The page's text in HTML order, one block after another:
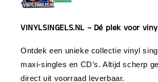
VINYLSINGELS.NL – Dé plek voor
Ontdek een unieke collectie vinyl
maxi-singles en CD’s. Altijd scherp
direct uit voorraad leverbaar.